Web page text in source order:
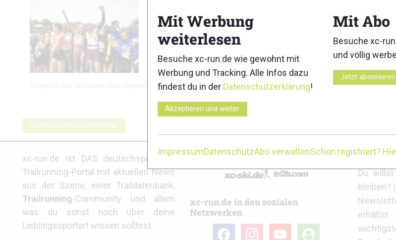
Wings for Life Worldrun 2026: Ergebnisse Rennsteiglauf 2026: Ergebnisse GutsMuths-
Schreibe einen Kommentar
xc-run.de ist DAS deutschsprachige
Trailrunning-Portal mit aktuellen News
aus der Szene, einer Traildatenbank,
Trailrunning-Community und allem
was du sonst noch über deine
Lieblingssportart wissen solltest.
Partner
xc-run.de in den sozialen
Netzwerken
facebookinstagramyoutube
user-
xc-
Du
bleiben?
erhältst
Mit Werbung
weiterlesen
Besuche xc-run.de wie gewohnt mit
Werbung und Tracking. Alle Infos dazu
findest du in der Datenschutzerklärung!
Akzeptieren und weiter
Mit Abo
Besuche xc-
und völlig
Jetzt abonnieren
ImpressumDatenschutzAbo verwaltenSchon registriert?